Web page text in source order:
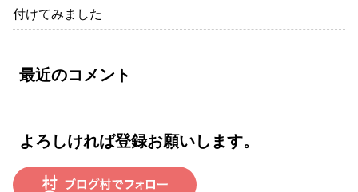
付けてみました
最近のコメント
よろしければ登録お願いします。